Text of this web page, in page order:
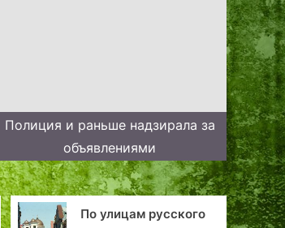
Полиция и раньше надзирала за
объявлениями
По улицам русского